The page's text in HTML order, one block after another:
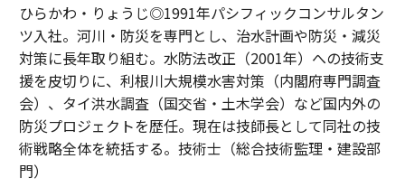
ひらかわ・りょうじ◎1991年パシフィックコンサルタン
ツ入社。河川・防災を専門とし、治水計画や防災・減災
対策に長年取り組む。水防法改正（2001年）への技術支
援を皮切りに、利根川大規模水害対策（内閣府専門調査
会）、タイ洪水調査（国交省・土木学会）など国内外の
防災プロジェクトを歴任。現在は技師長として同社の技
術戦略全体を統括する。技術士（総合技術監理・建設部
門）